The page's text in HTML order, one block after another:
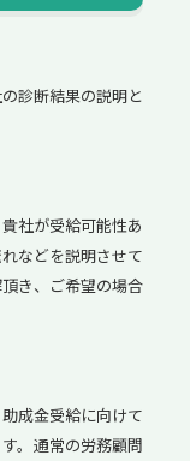
診断結果の説明と
社が受給可能性あ
などを説明させて
き、ご希望の場合
成金受給に向けて
。通常の労務顧問